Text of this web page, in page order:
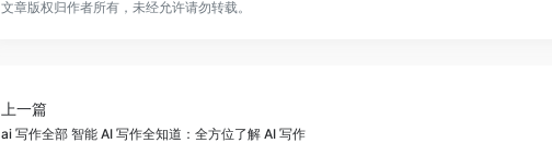
文章版权归作者所有，未经允许请勿转载。
上一篇
ai 写作全部 智能 AI 写作全知道：全方位了解 AI 写作